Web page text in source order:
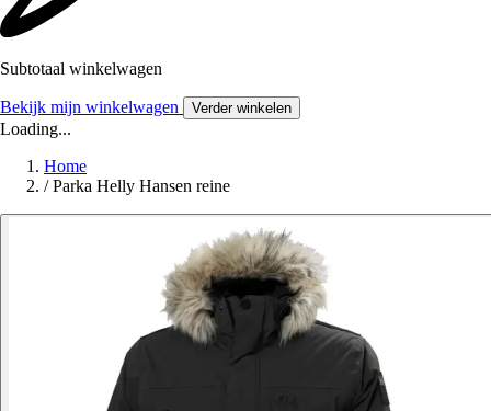
Subtotaal winkelwagen
Bekijk mijn winkelwagen Verder winkelen
Loading...
Home
/ Parka Helly Hansen reine